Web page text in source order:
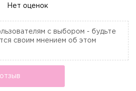
Нет оценок
с выбором - будьте
своим мнением об этом